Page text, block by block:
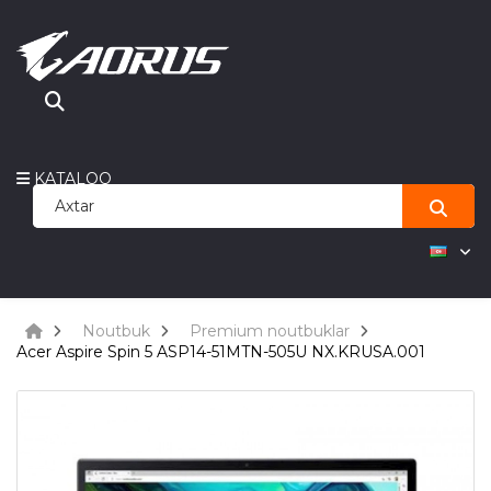
KATALOQ
Noutbuk
Premium noutbuklar
Acer Aspire Spin 5 ASP14-51MTN-505U NX.KRUSA.001